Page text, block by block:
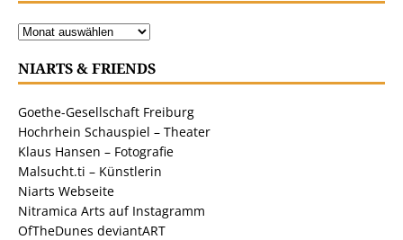
NIARTS & FRIENDS
Goethe-Gesellschaft Freiburg
Hochrhein Schauspiel – Theater
Klaus Hansen – Fotografie
Malsucht.ti – Künstlerin
Niarts Webseite
Nitramica Arts auf Instagramm
OfTheDunes deviantART